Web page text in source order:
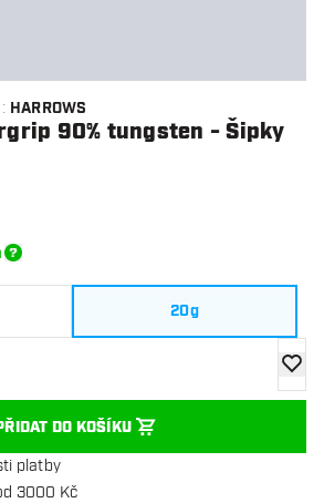
: HARROWS
90% tungsten - Šipky
20g
DO KOŠÍKU
platby
3000 Kč